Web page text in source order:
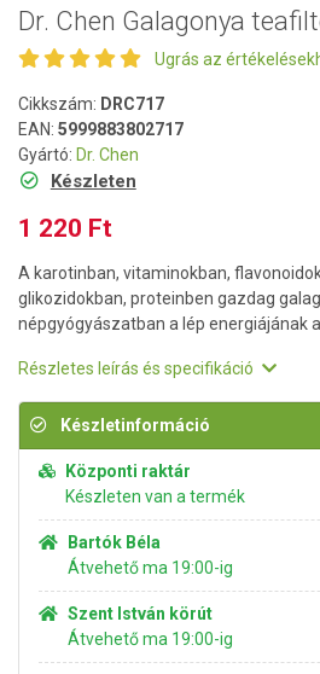
Dr. Chen Galagonya
Ugrás az
Cikkszám: DRC717
EAN: 5999883802717
Gyártó: Dr. Chen
Készleten
1 220 Ft
A karotinban, vitaminokban,
glikozidokban, proteinben gazdag
népgyógyászatban a lép energiájának a
Részletes leírás és specifikáció
Készletinformáció
Központi raktár
Készleten van a termék
Bartók Béla
Átvehető ma 19:00-ig
Szent István körút
Átvehető ma 19:00-ig